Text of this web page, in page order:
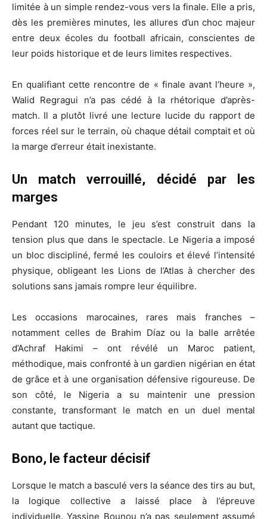
limitée à un simple rendez-vous vers la finale. Elle a pris,
dès les premières minutes, les allures d’un choc majeur
entre deux écoles du football africain, conscientes de
leur poids historique et de leurs limites respectives.
En qualifiant cette rencontre de « finale avant l’heure »,
Walid Regragui n’a pas cédé à la rhétorique d’après-
match. Il a plutôt livré une lecture lucide du rapport de
forces réel sur le terrain, où chaque détail comptait et où
la marge d’erreur était inexistante.
Un match verrouillé, décidé par les
marges
Pendant 120 minutes, le jeu s’est construit dans la
tension plus que dans le spectacle. Le Nigeria a imposé
un bloc discipliné, fermé les couloirs et élevé l’intensité
physique, obligeant les Lions de l’Atlas à chercher des
solutions sans jamais rompre leur équilibre.
Les occasions marocaines, rares mais franches –
notamment celles de Brahim Díaz ou la balle arrêtée
d’Achraf Hakimi – ont révélé un Maroc patient,
méthodique, mais confronté à un gardien nigérian en état
de grâce et à une organisation défensive rigoureuse. De
son côté, le Nigeria a su maintenir une pression
constante, transformant le match en un duel mental
autant que tactique.
Bono, le facteur décisif
Lorsque le match a basculé vers la séance des tirs au but,
la logique collective a laissé place à l’épreuve
individuelle. Yassine Bounou n’a pas seulement assumé